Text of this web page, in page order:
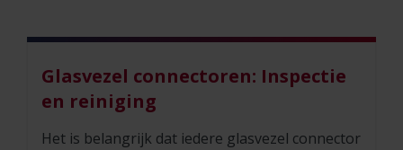
Glasvezel connectoren: Inspectie
en reiniging
Het is belangrijk dat iedere glasvezel connector